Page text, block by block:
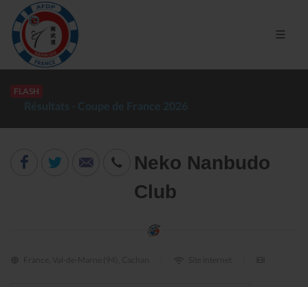
FLASH
Résultats - Coupe de France 2026
Neko Nanbudo
Club